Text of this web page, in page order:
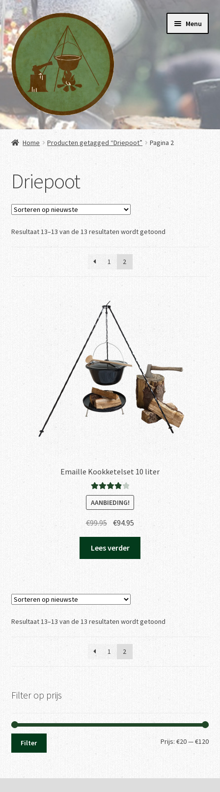
Ga
door
naar
navigatie
Ga
naar
de
inhoud
Menu
Home
Kookworkshops
Over ons
Recepten
Home Producten getagged “Driepoot” Pagina 2
Driepoot
Resultaat 13–13 van de 13 resultaten wordt getoondGesorteerd
1
2
Emaille Kookketelset 10 liter
Gewaardee
rd4.00uit
AANBIEDING!
€99.95 Oorspronkelijke
prijs
was:
€99.95.
€94.95
prijs
€94.95.
Lees verder
Resultaat 13–13 van de 13 resultaten wordt getoondGesorteerd
1
2
Filter op prijs
Min.
Filter Prijs:€20—€120